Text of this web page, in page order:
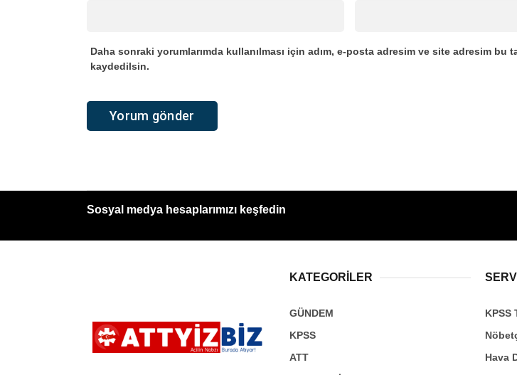
Daha sonraki yorumlarımda kullanılması için adım, e-posta adresim ve site adresim bu
kaydedilsin.
Sosyal medya hesaplarımızı keşfedin
KATEGORİLER
GÜNDEM
KPSS
ATT
KPSS
Hava